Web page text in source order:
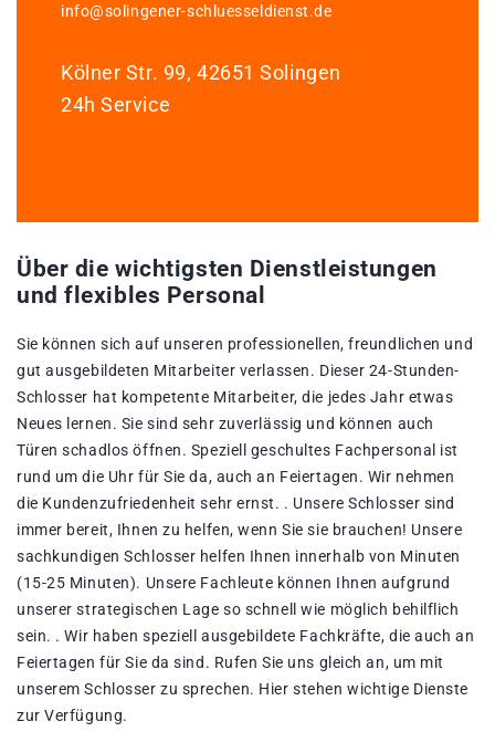
info@solingener-schluesseldienst.de
Kölner Str. 99, 42651 Solingen
24h Service
Über die wichtigsten Dienstleistungen
und flexibles Personal
Sie können sich auf unseren professionellen, freundlichen und
gut ausgebildeten Mitarbeiter verlassen. Dieser 24-Stunden-
Schlosser hat kompetente Mitarbeiter, die jedes Jahr etwas
Neues lernen. Sie sind sehr zuverlässig und können auch
Türen schadlos öffnen. Speziell geschultes Fachpersonal ist
rund um die Uhr für Sie da, auch an Feiertagen. Wir nehmen
die Kundenzufriedenheit sehr ernst. . Unsere Schlosser sind
immer bereit, Ihnen zu helfen, wenn Sie sie brauchen! Unsere
sachkundigen Schlosser helfen Ihnen innerhalb von Minuten
(15-25 Minuten). Unsere Fachleute können Ihnen aufgrund
unserer strategischen Lage so schnell wie möglich behilflich
sein. . Wir haben speziell ausgebildete Fachkräfte, die auch an
Feiertagen für Sie da sind. Rufen Sie uns gleich an, um mit
unserem Schlosser zu sprechen. Hier stehen wichtige Dienste
zur Verfügung.